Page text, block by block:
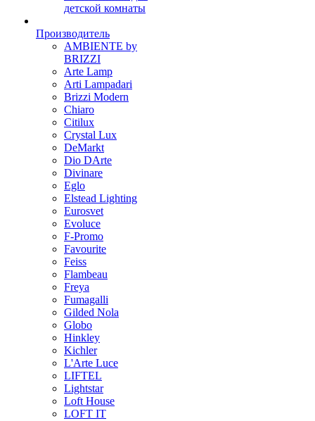
детской комнаты
Производитель
AMBIENTE by
BRIZZI
Arte Lamp
Arti Lampadari
Brizzi Modern
Chiaro
Citilux
Crystal Lux
DeMarkt
Dio DArte
Divinare
Eglo
Elstead Lighting
Eurosvet
Evoluce
F-Promo
Favourite
Feiss
Flambeau
Freya
Fumagalli
Gilded Nola
Globo
Hinkley
Kichler
L'Arte Luce
LIFTEL
Lightstar
Loft House
LOFT IT